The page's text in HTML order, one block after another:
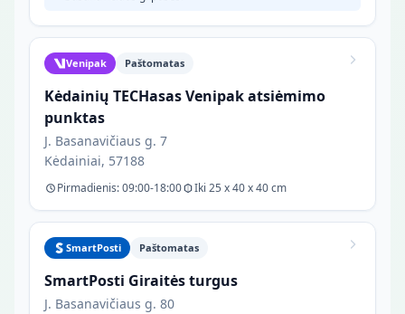
Venipak Paštomatas
Kėdainių TECHasas Venipak atsiėmimo
punktas
J. Basanavičiaus g. 7
Kėdainiai, 57188
Pirmadienis: 09:00-18:00 Iki 25 x 40 x 40 cm
SmartPosti Paštomatas
SmartPosti Giraitės turgus
J. Basanavičiaus g. 80